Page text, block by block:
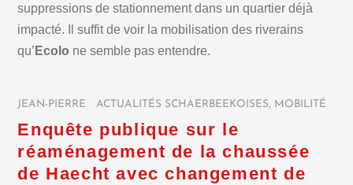
suppressions de stationnement dans un quartier déjà
impacté. Il suffit de voir la mobilisation des riverains
qu’ Ecolo ne semble pas entendre.
JEAN-PIERRE ACTUALITÉS SCHAERBEEKOISES, MOBILITÉ
Enquête publique sur le
réaménagement de la chaussée
de Haecht avec changement de